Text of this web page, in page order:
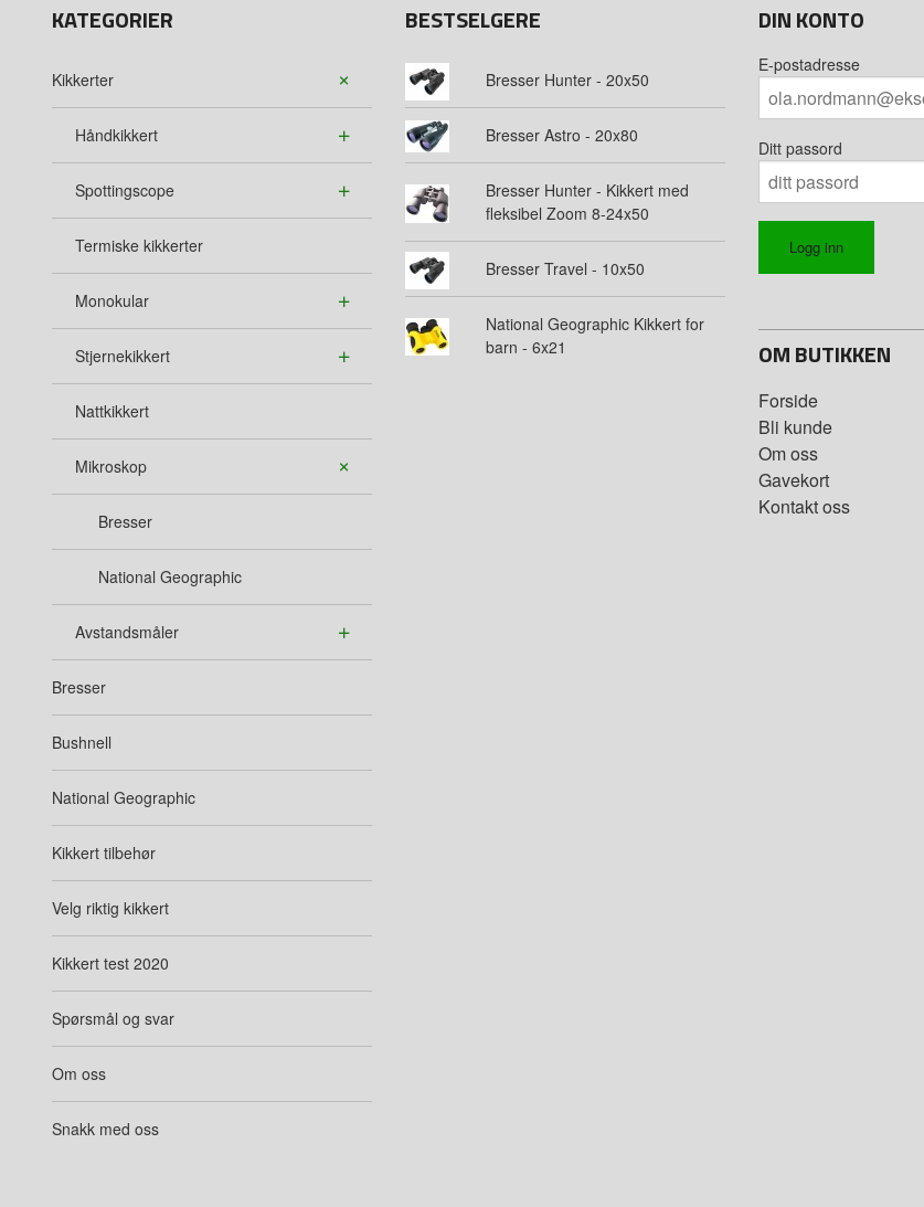
KATEGORIER
Kikkerter
Håndkikkert
Spottingscope
Termiske kikkerter
Monokular
Stjernekikkert
Nattkikkert
Mikroskop
Bresser
National Geographic
Avstandsmåler
Bresser
Bushnell
National Geographic
Kikkert tilbehør
Velg riktig kikkert
Kikkert test 2020
Spørsmål og svar
Om oss
Snakk med oss
BESTSELGERE
Bresser Hunter - 20x50
Bresser Astro - 20x80
Bresser Hunter - Kikkert med
fleksibel Zoom 8-24x50
Bresser Travel - 10x50
National Geographic Kikkert for
barn - 6x21
DIN KONTO
E-postadresse
Ditt passord
OM BUTIKKEN
Forside
Bli kunde
Om oss
Gavekort
Kontakt oss